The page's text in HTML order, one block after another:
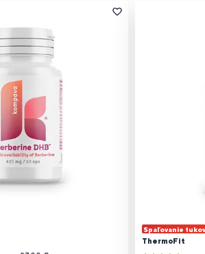
Spaľovanie tukov
ThermoFit